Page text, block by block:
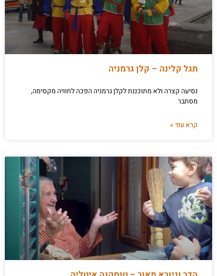
תגל קלינה – קלן גרמניה
נסיעה קצרה ולא מתוכננת לקלן גרמניה הפכה לחוויה מקסימה,
מסתבר
קרא עוד »